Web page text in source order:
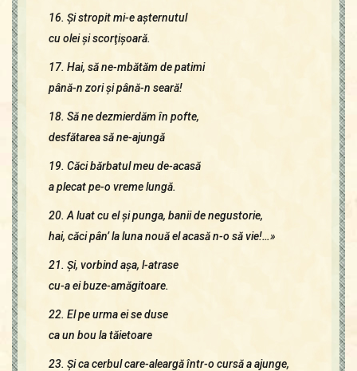
16. Şi stropit mi-e aşternutul
cu olei şi scorţişoară.
17. Hai, să ne-mbătăm de patimi
până-n zori şi până-n seară!
18. Să ne dezmierdăm în pofte,
desfătarea să ne-ajungă
19. Căci bărbatul meu de-acasă
a plecat pe-o vreme lungă.
20. A luat cu el şi punga, banii de negustorie,
hai, căci pân’ la luna nouă el acasă n-o să vie!…»
21. Şi, vorbind aşa, l-atrase
cu-a ei buze-amăgitoare.
22. El pe urma ei se duse
ca un bou la tăietoare
23. Şi ca cerbul care-aleargă într-o cursă a ajunge,